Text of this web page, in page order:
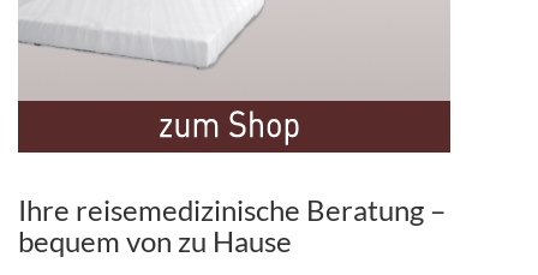
Ihre reisemedizinische Beratung –
bequem von zu Hause